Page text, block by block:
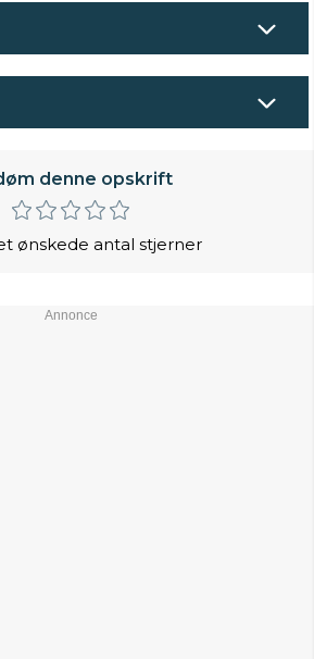
denne opskrift
ønskede antal stjerner